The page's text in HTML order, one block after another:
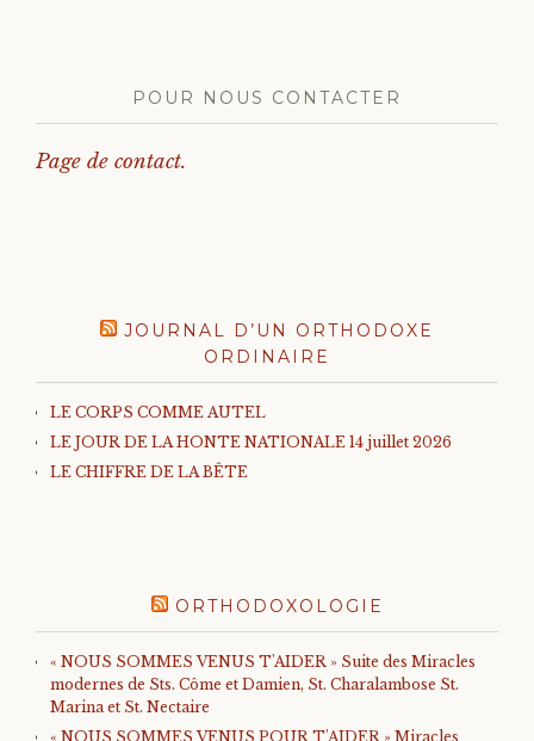
POUR NOUS CONTACTER
Page de contact.
JOURNAL D’UN ORTHODOXE
ORDINAIRE
LE CORPS COMME AUTEL
LE JOUR DE LA HONTE NATIONALE 14 juillet 2026
LE CHIFFRE DE LA BÊTE
ORTHODOXOLOGIE
« NOUS SOMMES VENUS T'AIDER » Suite des Miracles
modernes de Sts. Côme et Damien, St. Charalambose St.
Marina et St. Nectaire
« NOUS SOMMES VENUS POUR T'AIDER » Miracles